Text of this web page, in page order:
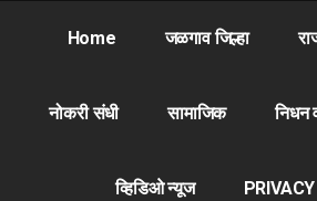
Home जळगाव जिल्हा
नोकरी संधी सामाजिक निधन
व्हिडिओ न्यूज